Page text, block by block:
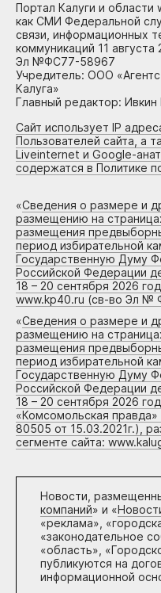
Портал Калуги и области
как СМИ Федеральной
связи, информационных
коммуникаций 11
Эл №ФС77-58967
Учредитель: ООО
Калуга»
Главный редактор: Ивкин
Сайт использует IP
Пользователей сайта, а
Liveinternet и Google-
содержатся в Политике
«Сведения о размере и
размещению на
размещения
период избирательной
Государственную Думу
Российской Федерации
18 – 20 сентября 2026
www.kp40.ru (св-во Эл №
«Сведения о размере и
размещению на
размещения
период избирательной
Государственную Думу
Российской Федерации
18 – 20 сентября 2026
«Комсомольская
80505 от 15.03.2021г.),
сегменте сайта:
Новости,
компаний» и «
«реклама»,
«законодательное
«область»,
публикуются на
информационной